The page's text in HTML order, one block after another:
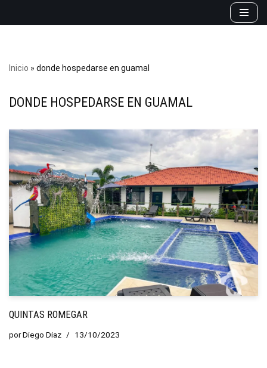
Inicio » donde hospedarse en guamal
DONDE HOSPEDARSE EN GUAMAL
QUINTAS ROMEGAR
porDiego Diaz 13/10/2023